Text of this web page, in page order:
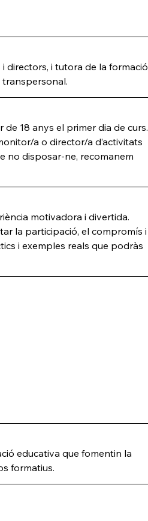
directors, i tutora de la formació
transpersonal.
18 anys el primer dia de curs.
a o director/a d’activitats
no disposar-ne, recomanem
motivadora i divertida.
la participació, el compromís i
i exemples reals que podràs
educativa que fomentin la
formatius.